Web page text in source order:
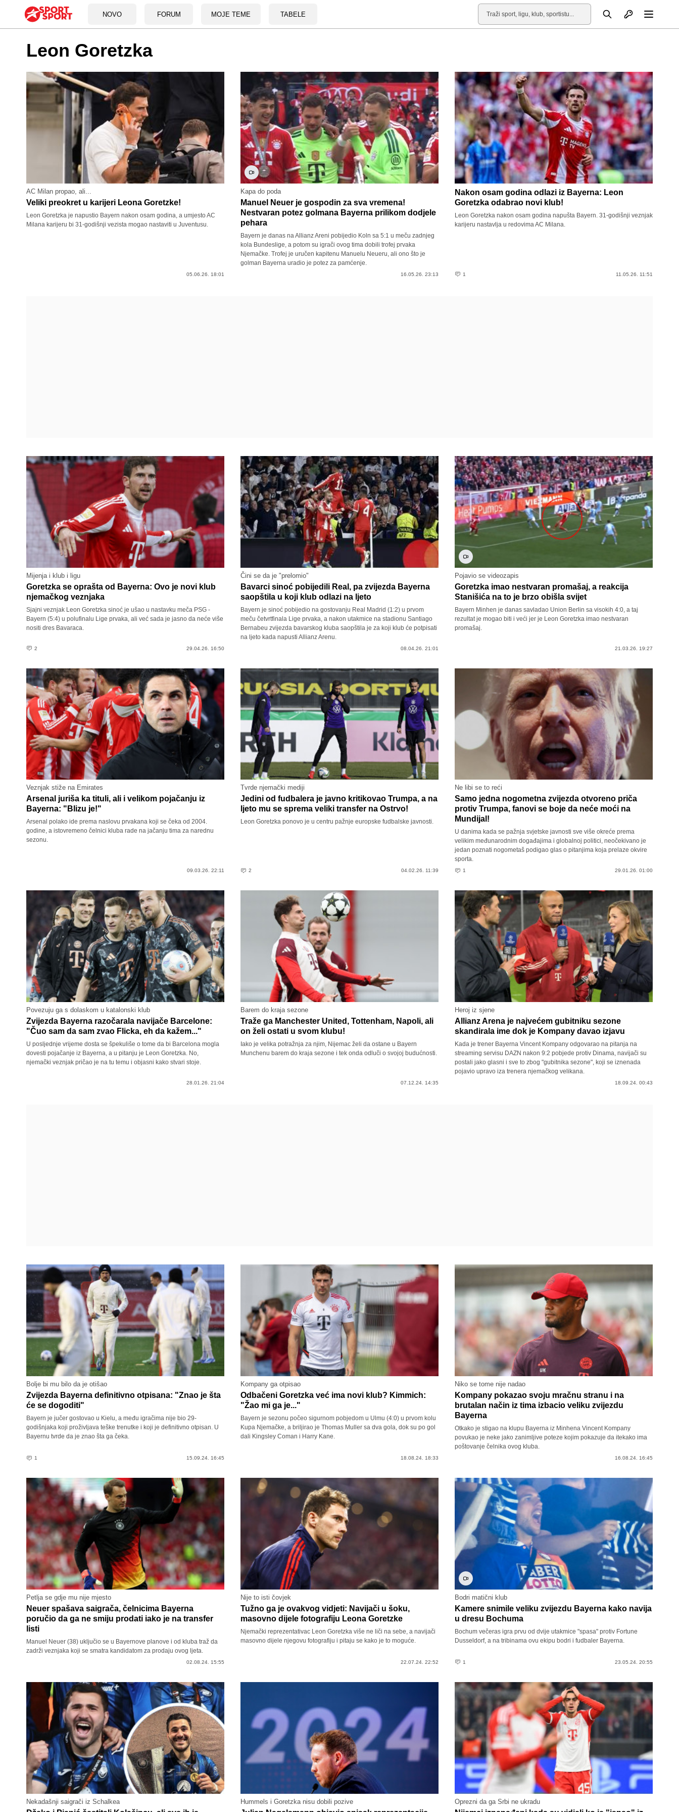
NOVO FORUM MOJE TEME TABELE
Pretraga Otvori profil
Leon Goretzka
AC Milan propao, ali...
Veliki preokret u karijeri Leona Goretzke!
Leon Goretzka je napustio Bayern nakon osam godina, a umjesto AC
Milana karijeru bi 31-godišnji vezista mogao nastaviti u Juventusu.
05.06.26. 18:01
Kapa do poda
Manuel Neuer je gospodin za sva vremena!
Nestvaran potez golmana Bayerna prilikom dodjele
pehara
Bayern je danas na Allianz Areni pobijedio Koln sa 5:1 u meču zadnjeg
kola Bundeslige, a potom su igrači ovog tima dobili trofej prvaka
Njemačke. Trofej je uručen kapitenu Manuelu Neueru, ali ono što je
golman Bayerna uradio je potez za pamćenje.
16.05.26. 23:13
Nakon osam godina odlazi iz Bayerna: Leon
Goretzka odabrao novi klub!
Leon Goretzka nakon osam godina napušta Bayern. 31-godišnji veznjak
karijeru nastavlja u redovima AC Milana.
1 11.05.26. 11:51
Mijenja i klub i ligu
Goretzka se oprašta od Bayerna: Ovo je novi klub
njemačkog veznjaka
Sjajni veznjak Leon Goretzka sinoć je ušao u nastavku meča PSG -
Bayern (5:4) u polufinalu Lige prvaka, ali već sada je jasno da neće više
nositi dres Bavaraca.
2 29.04.26. 16:50
Čini se da je "prelomio"
Bavarci sinoć pobijedili Real, pa zvijezda Bayerna
saopštila u koji klub odlazi na ljeto
Bayern je sinoć pobijedio na gostovanju Real Madrid (1:2) u prvom
meču četvrtfinala Lige prvaka, a nakon utakmice na stadionu Santiago
Bernabeu zvijezda bavarskog kluba saopštila je za koji klub će potpisati
na ljeto kada napusti Allianz Arenu.
08.04.26. 21:01
Pojavio se videozapis
Goretzka imao nestvaran promašaj, a reakcija
Stanišića na to je brzo obišla svijet
Bayern Minhen je danas savladao Union Berlin sa visokih 4:0, a taj
rezultat je mogao biti i veći jer je Leon Goretzka imao nestvaran
promašaj.
21.03.26. 19:27
Veznjak stiže na Emirates
Arsenal juriša ka tituli, ali i velikom pojačanju iz
Bayerna: "Blizu je!"
Arsenal polako ide prema naslovu prvakana koji se čeka od 2004.
godine, a istovremeno čelnici kluba rade na jačanju tima za narednu
sezonu.
09.03.26. 22:11
Tvrde njemački mediji
Jedini od fudbalera je javno kritikovao Trumpa, a na
ljeto mu se sprema veliki transfer na Ostrvo!
Leon Goretzka ponovo je u centru pažnje europske fudbalske javnosti.
2 04.02.26. 11:39
Ne libi se to reći
Samo jedna nogometna zvijezda otvoreno priča
protiv Trumpa, fanovi se boje da neće moći na
Mundijal!
U danima kada se pažnja svjetske javnosti sve više okreće prema
velikim međunarodnim događajima i globalnoj politici, neočekivano je
jedan poznati nogometaš podigao glas o pitanjima koja prelaze okvire
sporta.
1 29.01.26. 01:00
Povezuju ga s dolaskom u katalonski klub
Zvijezda Bayerna razočarala navijače Barcelone:
"Čuo sam da sam zvao Flicka, eh da kažem..."
U posljednje vrijeme dosta se špekuliše o tome da bi Barcelona mogla
dovesti pojačanje iz Bayerna, a u pitanju je Leon Goretzka. No,
njemački veznjak pričao je na tu temu i objasni kako stvari stoje.
28.01.26. 21:04
Barem do kraja sezone
Traže ga Manchester United, Tottenham, Napoli, ali
on želi ostati u svom klubu!
Iako je velika potražnja za njim, Nijemac želi da ostane u Bayern
Munchenu barem do kraja sezone i tek onda odluči o svojoj budućnosti.
07.12.24. 14:35
Heroj iz sjene
Allianz Arena je najvećem gubitniku sezone
skandirala ime dok je Kompany davao izjavu
Kada je trener Bayerna Vincent Kompany odgovarao na pitanja na
streaming servisu DAZN nakon 9:2 pobjede protiv Dinama, navijači su
postali jako glasni i sve to zbog "gubitnika sezone", koji se iznenada
pojavio upravo iza trenera njemačkog velikana.
18.09.24. 00:43
Bolje bi mu bilo da je otišao
Zvijezda Bayerna definitivno otpisana: "Znao je šta
će se dogoditi"
Bayern je jučer gostovao u Kielu, a među igračima nije bio 29-
godišnjaka koji proživljava teške trenutke i koji je definitivno otpisan. U
Bayernu tvrde da je znao šta ga čeka.
1 15.09.24. 16:45
Kompany ga otpisao
Odbačeni Goretzka već ima novi klub? Kimmich:
"Žao mi ga je..."
Bayern je sezonu počeo sigurnom pobjedom u Ulmu (4:0) u prvom kolu
Kupa Njemačke, a briljirao je Thomas Muller sa dva gola, dok su po gol
dali Kingsley Coman i Harry Kane.
18.08.24. 18:33
Niko se tome nije nadao
Kompany pokazao svoju mračnu stranu i na
brutalan način iz tima izbacio veliku zvijezdu
Bayerna
Otkako je stigao na klupu Bayerna iz Minhena Vincent Kompany
povukao je neke jako zanimljive poteze kojim pokazuje da itekako ima
poštovanje čelnika ovog kluba.
16.08.24. 16:45
Petlja se gdje mu nije mjesto
Neuer spašava saigrača, čelnicima Bayerna
poručio da ga ne smiju prodati iako je na transfer
listi
Manuel Neuer (38) uključio se u Bayernove planove i od kluba traž da
zadrži veznjaka koji se smatra kandidatom za prodaju ovog ljeta.
02.08.24. 15:55
Nije to isti čovjek
Tužno ga je ovakvog vidjeti: Navijači u šoku,
masovno dijele fotografiju Leona Goretzke
Njemački reprezentativac Leon Goretzka više ne liči na sebe, a navijači
masovno dijele njegovu fotografiju i pitaju se kako je to moguće.
22.07.24. 22:52
Bodri matični klub
Kamere snimile veliku zvijezdu Bayerna kako navija
u dresu Bochuma
Bochum večeras igra prvu od dvije utakmice "spasa" protiv Fortune
Dusseldorf, a na tribinama ovu ekipu bodri i fudbaler Bayerna.
1 23.05.24. 20:55
Nekadašnji saigrači iz Schalkea Hummels i Goretzka nisu dobili pozive Oprezni da ga Srbi ne ukradu